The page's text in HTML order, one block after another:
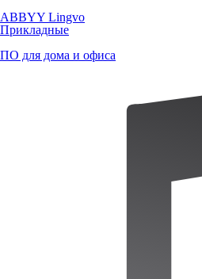
ABBYY Lingvo
Прикладные
ПО для дома и офиса